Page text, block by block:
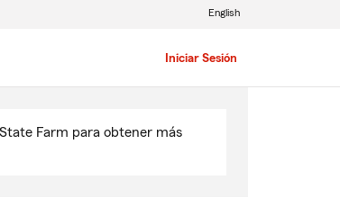
Iniciar Sesión
English
Farm para obtener más